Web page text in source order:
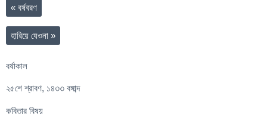
« বর্ষবরণ
হারিয়ে যেওনা »
বর্ষাকাল
২৫শে শ্রাবণ, ১৪৩৩ বঙ্গাব্দ
কবিতার বিষয়